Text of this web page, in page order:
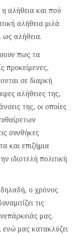
αλήθεια και πού
αλήθεια μιλά
ως αλήθεια.
πως τα
προκείμενες,
σε διαρκή
αλήθειες της,
της, οι οποίες
συνθήκες
και επιζήμια
ιδιοτελή πολιτική
ο χρόνος
τις
μας.
ενώ μας κατακλύζει